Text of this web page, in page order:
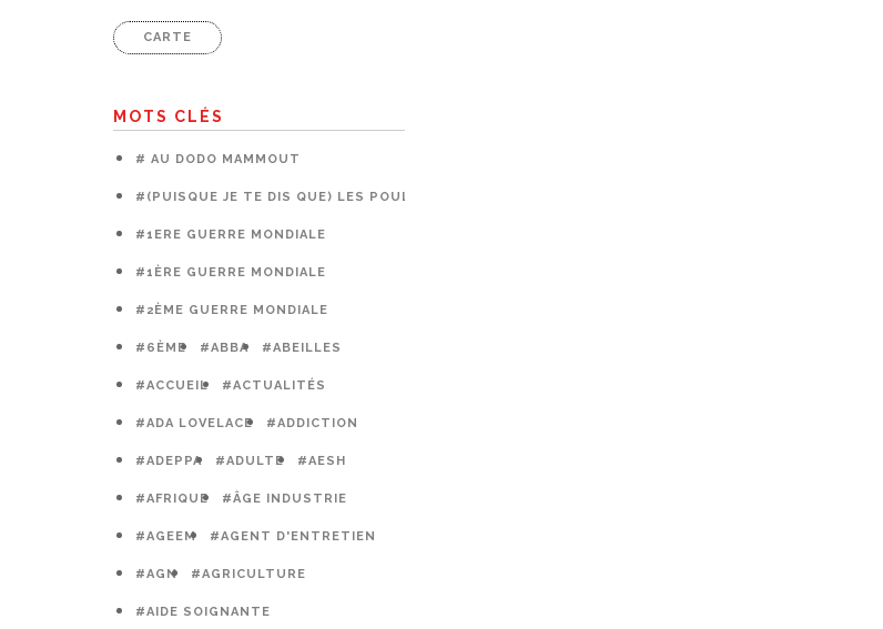
CARTE
MOTS CLÉS
# AU DODO MAMMOUT
#(PUISQUE JE TE DIS QUE) LES POULES PRÉFÈRENT LES CAGES
#1ERE GUERRE MONDIALE
#1ÈRE GUERRE MONDIALE
#2ÈME GUERRE MONDIALE
#6ÈME #ABBA #ABEILLES
#ACCUEIL #ACTUALITÉS
#ADA LOVELACE #ADDICTION
#ADEPPA #ADULTE #AESH
#AFRIQUE #ÂGE INDUSTRIE
#AGEEM #AGENT D'ENTRETIEN
#AGN #AGRICULTURE
#AIDE SOIGNANTE